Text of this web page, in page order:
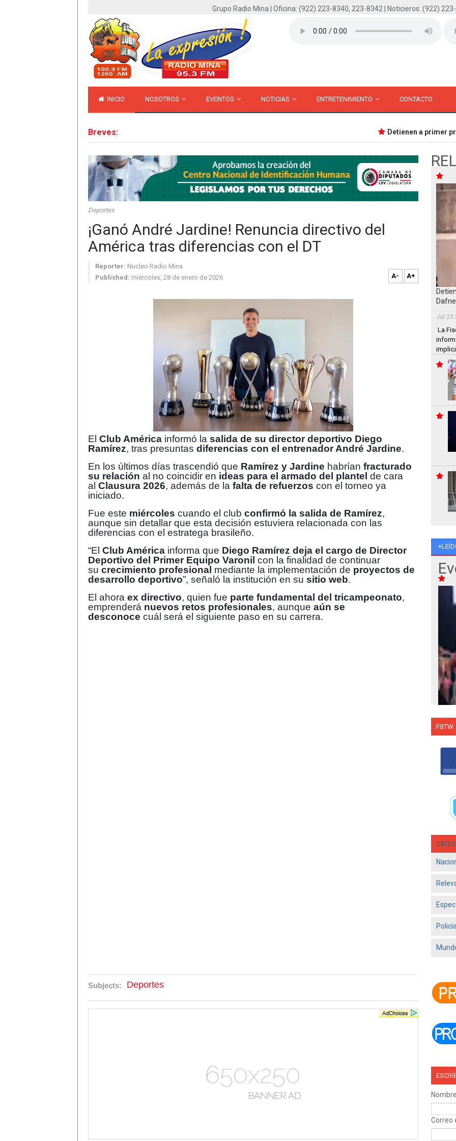
Grupo Radio Mina | Oficina: (922) 223-8340, 223-8342 | Noticieros: (922)
INICIO NOSOTROS EVENTOS NOTICIAS ENTRETENIMIENTO CONTACTO
Breves: Detienen a primer
Deportes
¡Ganó André Jardine! Renuncia directivo del
América tras diferencias con el DT
Reporter: Nucleo Radio Mina
Published: miércoles, 28 de enero de 2026 A- A+
El Club América informó la salida de su director deportivo Diego
Ramírez, tras presuntas diferencias con el entrenador André Jardine.
En los últimos días trascendió que Ramírez y Jardine habrían fracturado
su relación al no coincidir en ideas para el armado del plantel de cara
al Clausura 2026, además de la falta de refuerzos con el torneo ya
iniciado.
Fue este miércoles cuando el club confirmó la salida de Ramírez,
aunque sin detallar que esta decisión estuviera relacionada con las
diferencias con el estratega brasileño.
“El Club América informa que Diego Ramírez deja el cargo de Director
Deportivo del Primer Equipo Varonil con la finalidad de continuar
su crecimiento profesional mediante la implementación de proyectos de
desarrollo deportivo”, señaló la institución en su sitio web.
El ahora ex directivo, quien fue parte fundamental del tricampeonato,
emprenderá nuevos retos profesionales, aunque aún se
desconoce cuál será el siguiente paso en su carrera.
Subjects: Deportes
Jul 23
La
en
Jun
- El
FBTW
Nombre
Correo